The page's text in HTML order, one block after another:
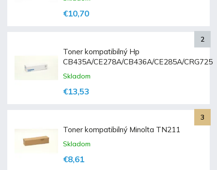
€10,70
Toner kompatibilný Hp
CB435A/CE278A/CB436A/CE285A/CRG725
Skladom
€13,53
Toner kompatibilný Minolta TN211
Skladom
€8,61